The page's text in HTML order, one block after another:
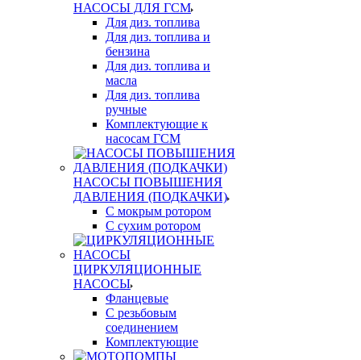
НАСОСЫ ДЛЯ ГСМ
Для диз. топлива
Для диз. топлива и
бензина
Для диз. топлива и
масла
Для диз. топлива
ручные
Комплектующие к
насосам ГСМ
НАСОСЫ ПОВЫШЕНИЯ
ДАВЛЕНИЯ (ПОДКАЧКИ)
С мокрым ротором
С сухим ротором
ЦИРКУЛЯЦИОННЫЕ
НАСОСЫ
Фланцевые
С резьбовым
соединением
Комплектующие